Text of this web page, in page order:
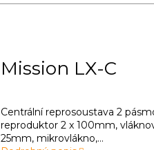
Mission LX-C
Centrální reprosoustava 2
reproduktor 2 x 100mm,
25mm, mikrovlákno,...